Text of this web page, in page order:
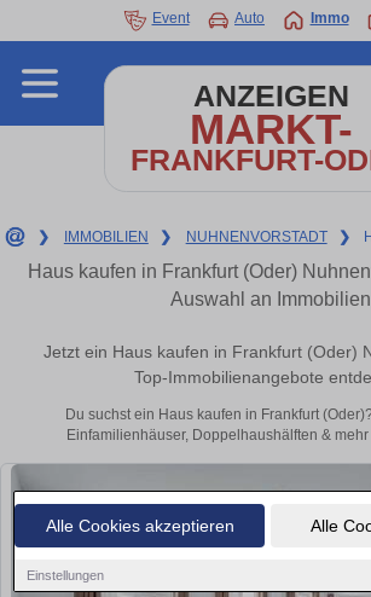
Alle Cookies akzeptieren Alle
Einstellungen
Event Auto Immo
ANZEIGEN
MARKT-
FRANKFURT-
❯ IMMOBILIEN ❯ NUHNENVORSTADT ❯
Haus kaufen in Frankfurt (Oder)
Auswahl an Immobilien
Jetzt ein Haus kaufen in Frankfurt (Oder)
Top-Immobilienangebote
Du suchst ein Haus kaufen in Frankfurt
Einfamilienhäuser, Doppelhaushälften &